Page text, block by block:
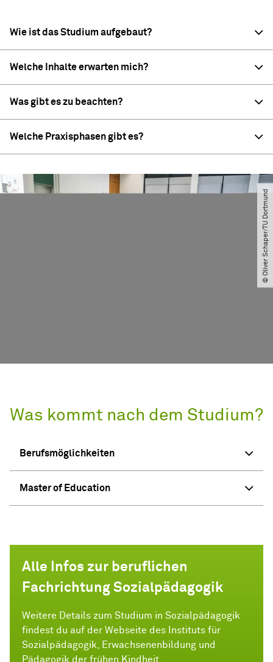
Wie ist das Studium aufgebaut?
Welche Inhalte erwarten mich?
Was gibt es zu beachten?
Welche Praxisphasen gibt es?
© Oliver Schaper​/​TU Dortmund
Was kommt nach dem Studium?
Berufsmöglichkeiten
Master of Education
Alle Infos zur beruflichen
Fachrichtung Sozialpädagogik
Weitere Details zum Studium in Sozialpädagogik
findest du auf der Webseite des Instituts für
Sozialpädagogik, Erwachsenenbildung und
Pädagogik der frühen Kindheit.